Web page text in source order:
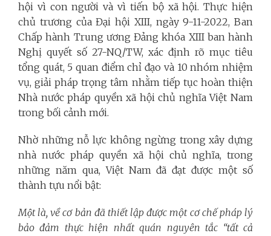
hội vì con người và vì tiến bộ xã hội. Thực hiện
chủ trương của Đại hội XIII, ngày 9-11-2022, Ban
Chấp hành Trung ương Đảng khóa XIII ban hành
Nghị quyết số 27-NQ/TW, xác định rõ mục tiêu
tổng quát, 5 quan điểm chỉ đạo và 10 nhóm nhiệm
vụ, giải pháp trọng tâm nhằm tiếp tục hoàn thiện
Nhà nước pháp quyền xã hội chủ nghĩa Việt Nam
trong bối cảnh mới.
Nhờ những nỗ lực không ngừng trong xây dựng
nhà nước pháp quyền xã hội chủ nghĩa, trong
những năm qua, Việt Nam đã đạt được một số
thành tựu nổi bật:
Một là, về cơ bản đã thiết lập được một cơ chế pháp lý
bảo đảm thực hiện nhất quán nguyên tắc “tất cả